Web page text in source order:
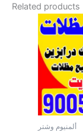
Related products
ألمنيوم وشتر